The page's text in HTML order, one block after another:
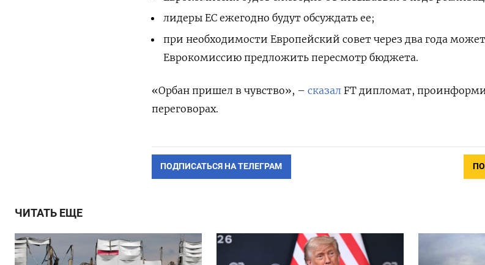
лидеры ЕС ежегодно будут обсуждать ее;
при необходимости Европейский совет через два года
Еврокомиссию предложить пересмотр бюджета.
«Орбан пришел в чувство», – сказал FT дипломат,
переговорах.
ПОДПИСАТЬСЯ НА ТЕЛЕГРАМ
ЧИТАТЬ ЕЩЕ